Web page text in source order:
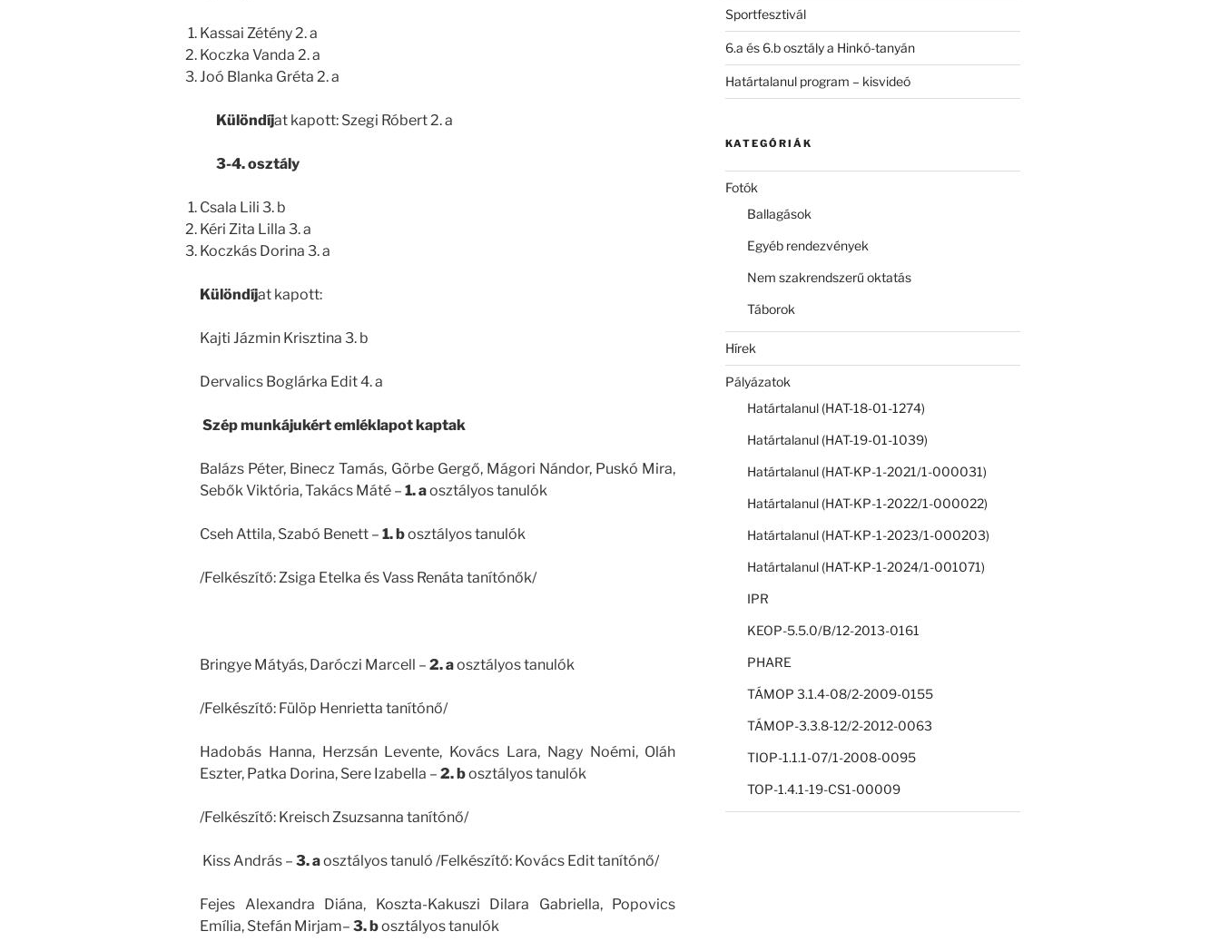
Kassai Zétény 2. a
Koczka Vanda 2. a
Joó Blanka Gréta 2. a
Különdíjat kapott: Szegi Róbert 2. a
3-4. osztály
Csala Lili 3. b
Kéri Zita Lilla 3. a
Koczkás Dorina 3. a
Különdíjat kapott:
Kajti Jázmin Krisztina 3. b
Dervalics Boglárka Edit 4. a
Szép munkájukért emléklapot kaptak
Balázs Péter, Binecz Tamás, Görbe Gergő, Mágori Nándor, Puskó Mira,
Sebők Viktória, Takács Máté – 1. aosztályos tanulók
Cseh Attila, Szabó Benett – 1. bosztályos tanulók
/Felkészítő: Zsiga Etelka és Vass Renáta tanítónők/
Bringye Mátyás, Daróczi Marcell – 2. aosztályos tanulók
/Felkészítő: Fülöp Henrietta tanítónő/
Hadobás Hanna, Herzsán Levente, Kovács Lara, Nagy Noémi, Oláh
Eszter, Patka Dorina, Sere Izabella – 2. bosztályos tanulók
/Felkészítő: Kreisch Zsuzsanna tanítónő/
Kiss András – 3. aosztályos tanuló /Felkészítő: Kovács Edit tanítónő/
Fejes Alexandra Diána, Koszta-Kakuszi Dilara Gabriella, Popovics
Emília, Stefán Mirjam– 3. bosztályos tanulók
Sportfesztivál
6.a és 6.b osztály a Hinkó-tanyán
Határtalanul program – kisvideó
KATEGÓRIÁK
Fotók
Ballagások
Egyéb rendezvények
Nem szakrendszerű oktatás
Táborok
Hírek
Pályázatok
Határtalanul (HAT-18-01-1274)
Határtalanul (HAT-19-01-1039)
Határtalanul (HAT-KP-1-2021/1-000031)
Határtalanul (HAT-KP-1-2022/1-000022)
Határtalanul (HAT-KP-1-2023/1-000203)
Határtalanul (HAT-KP-1-2024/1-001071)
IPR
KEOP-5.5.0/B/12-2013-0161
PHARE
TÁMOP 3.1.4-08/2-2009-0155
TÁMOP-3.3.8-12/2-2012-0063
TIOP-1.1.1-07/1-2008-0095
TOP-1.4.1-19-CS1-00009